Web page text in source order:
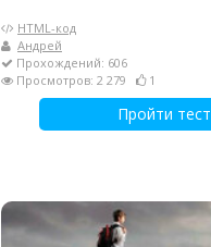
HTML-код
Андрей
Прохождений: 606
Просмотров: 2 279
1
Пройти тест